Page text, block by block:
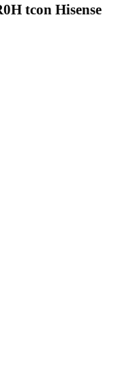
tcon Hisense